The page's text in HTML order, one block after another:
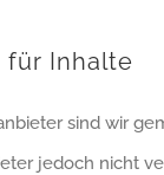
für Inhalte
sind wir
jedoch nicht